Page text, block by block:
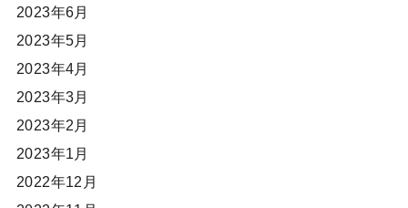
2023年6月
2023年5月
2023年4月
2023年3月
2023年2月
2023年1月
2022年12月